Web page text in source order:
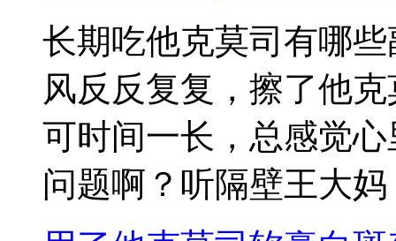
长期吃他克莫司有哪
风反反复复，擦了他
可时间一长，总感觉
问题啊？听隔壁王大妈